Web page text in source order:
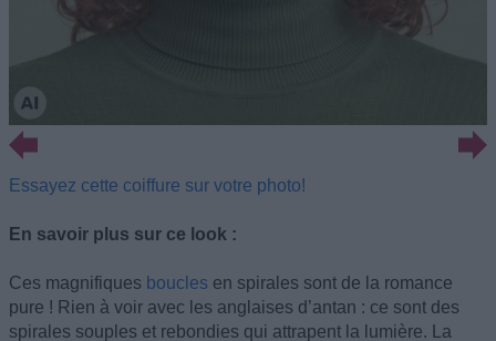
Essayez cette coiffure sur votre photo!
En savoir plus sur ce look :
Ces magnifiques boucles en spirales sont de la romance
pure ! Rien à voir avec les anglaises d’antan : ce sont des
spirales souples et rebondies qui attrapent la lumière. La